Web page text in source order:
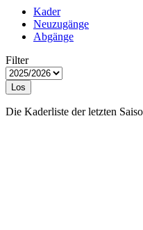
Kader
Neuzugänge
Abgänge
Filter
Los
Die Kaderliste der letzten